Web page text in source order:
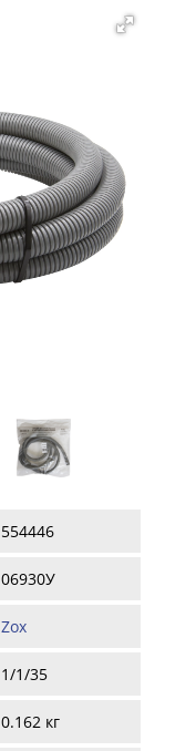
554446
06930У
Zox
1/1/35
0.162 кг